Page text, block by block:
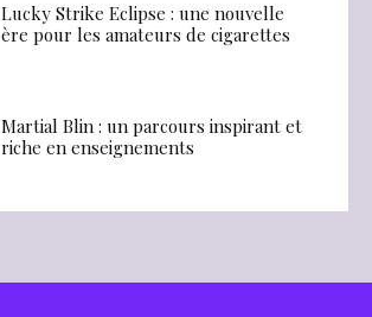
Lucky Strike Eclipse : une nouvelle
ère pour les amateurs de cigarettes
Martial Blin : un parcours inspirant et
riche en enseignements